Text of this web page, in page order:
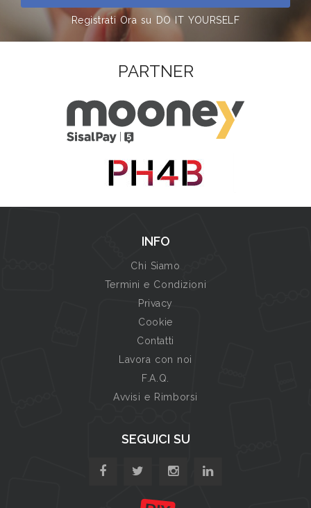
Registrati Ora su DO IT YOURSELF
PARTNER
INFO
Chi Siamo
Termini e Condizioni
Privacy
Cookie
Contatti
Lavora con noi
F.A.Q.
Avvisi e Rimborsi
SEGUICI SU